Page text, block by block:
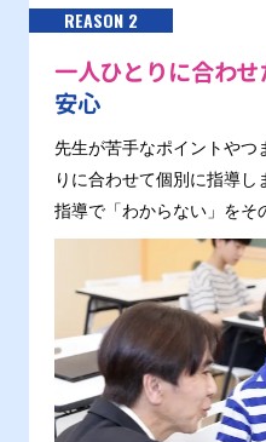
REASON 2
一人ひとりに合わ
安心
先生が苦手なポイントやつ
りに合わせて個別に指導
指導で「わからない」をそ